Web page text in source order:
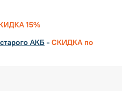
15%
старого АКБ - СКИДКА по